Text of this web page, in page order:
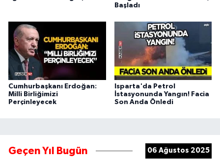
Başladı
Cumhurbaşkanı Erdoğan:
Milli Birliğimizi
Perçinleyecek
Isparta'da Petrol
İstasyonunda Yangın! Facia
Son Anda Önledi
Geçen Yıl Bugün 06 Ağustos 2025